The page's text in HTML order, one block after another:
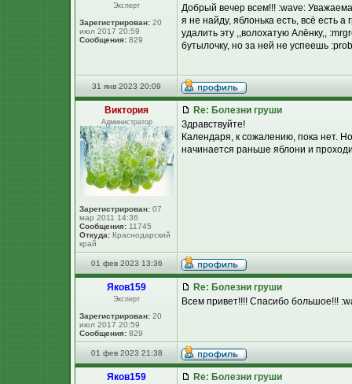
Эксперт
Зарегистрирован: 20
июл 2017 20:59
Сообщения: 829
Добрый вечер всем!!! :wave:
я не найду, яблонька есть, всё есть
удалить эту ,,волохатую Алёнку,,
бутылочку, но за ней не успеешь
31 янв 2023 20:09
Виктория
Администратор
Зарегистрирован: 07
мар 2011 14:36
Сообщения: 11745
Откуда: Краснодарский
край
Re: Болезни груши
Здравствуйте!
Календаря, к сожалению, пока нет.
начинается раньше яблони и
01 фев 2023 13:36
Яков159
Эксперт
Зарегистрирован: 20
июл 2017 20:59
Сообщения: 829
Re: Болезни груши
Всем привет!!!! Спасибо большое!!!
01 фев 2023 21:38
Яков159
Re: Болезни груши